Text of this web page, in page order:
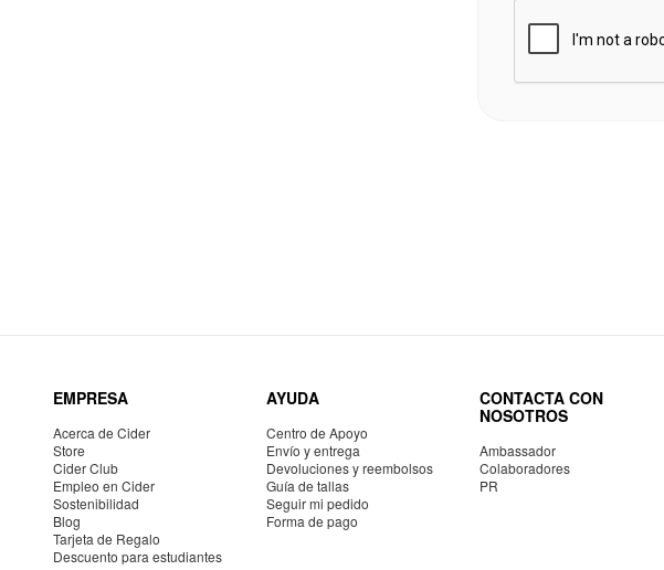
EMPRESA
Acerca de Cider
Store
Cider Club
Empleo en Cider
Sostenibilidad
Blog
Tarjeta de Regalo
Descuento para estudiantes
AYUDA
Centro de Apoyo
Envío y entrega
Devoluciones y reembolsos
Guía de tallas
Seguir mi pedido
Forma de pago
CONTACTA CON
NOSOTROS
Ambassador
Colaboradores
PR